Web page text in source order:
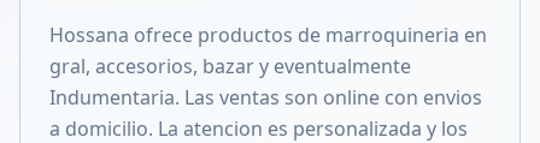
Compartir en X
Hossana ofrece productos de marroquineria en
gral, accesorios, bazar y eventualmente
Indumentaria. Las ventas son online con envios
a domicilio. La atencion es personalizada y los